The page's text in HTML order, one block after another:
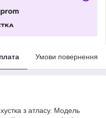
Умови повернення
з атласу. Модель